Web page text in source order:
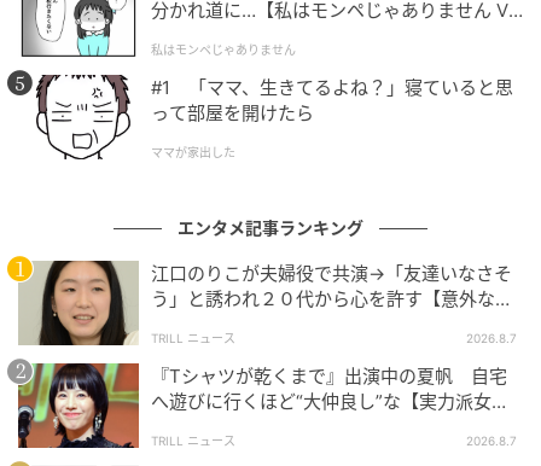
いよいよ5月31日の活動終了が迫り、ラストツアー
『We are ARASHI』の熱狂の渦中にいる嵐。結成から
26年、日本中に希望を届けてきた5人の勇姿を目に焼
き付けようと、世界中から惜しみないエールと注目が
注がれています。
てしまいそうですね！
次の記事
#1 お義姉さんたちくるって、私話したよ
ね？ ねぇ、それでも…
の記事をもっとみる
分かれ道に…【私はモンペじゃありません Vo
私はモンペじゃありません
#1 「ママ、生きてるよね？」寝ていると思
って部屋を開けたら
ママが家出した
エンタメ記事ランキング
江口のりこが夫婦役で共演→「友達いなさそ
う」と誘われ２０代から心を許す【意外な親
TRILL ニュース 2026.8.7
『Tシャツが乾くまで』出演中の夏帆 自宅
へ遊びに行くほど“大仲良し”な【実力派女
TRILL ニュース 2026.8.7